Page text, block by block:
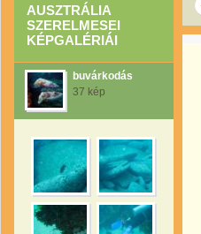
AUSZTRÁLIA
SZERELMESEI
KÉPGALÉRIÁI
buvárkodás
37 kép